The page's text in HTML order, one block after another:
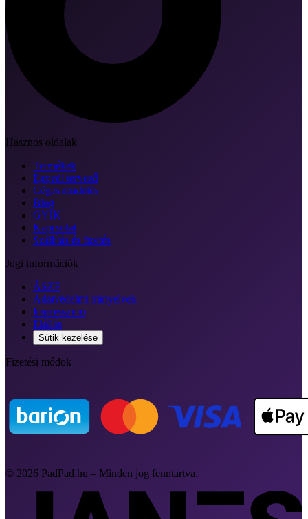
Hasznos oldalak
Termékek
Egyedi tervező
Céges rendelés
Blog
GYIK
Kapcsolat
Szállítás és fizetés
Jogi információk
ÁSZF
Adatvédelmi irányelvek
Impresszum
Elállás
Sütik kezelése
Fizetési módok
© 2026 PadPad.hu – Minden jog fenntartva.